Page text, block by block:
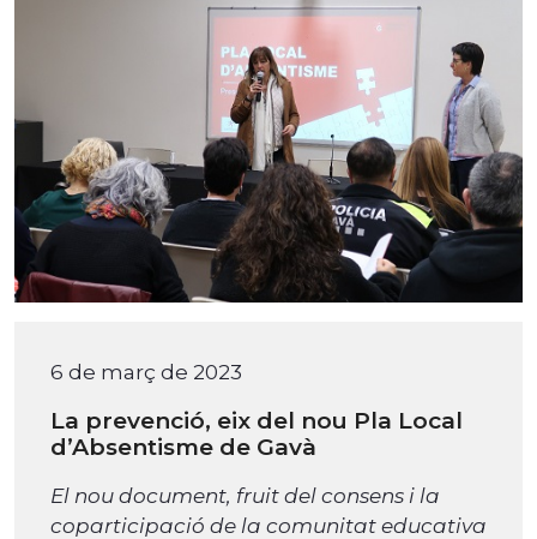
6 de març de 2023
La prevenció, eix del nou Pla Local
d’Absentisme de Gavà
El nou document, fruit del consens i la
coparticipació de la comunitat educativa